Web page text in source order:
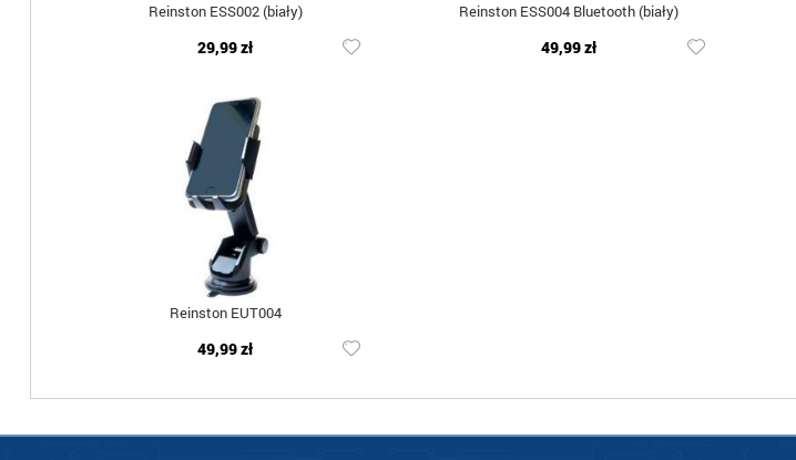
Reinston ESS002 (biały)
29,99 zł
Reinston ESS004 Bluetooth (biały)
49,99 zł
Reinston EUT004
49,99 zł